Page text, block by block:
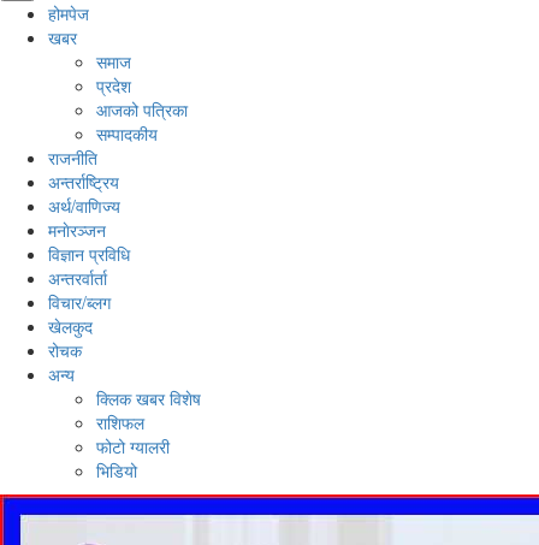
होमपेज
खबर
समाज
प्रदेश
आजको पत्रिका
सम्पादकीय
राजनीति
अन्तर्राष्ट्रिय
अर्थ/वाणिज्य
मनाेरञ्जन
विज्ञान प्रविधि
अन्तरर्वार्ता
विचार/ब्लग
खेलकुद
रोचक
अन्य
क्लिक खबर विशेष
राशिफल
फोटो ग्यालरी
भिडियो